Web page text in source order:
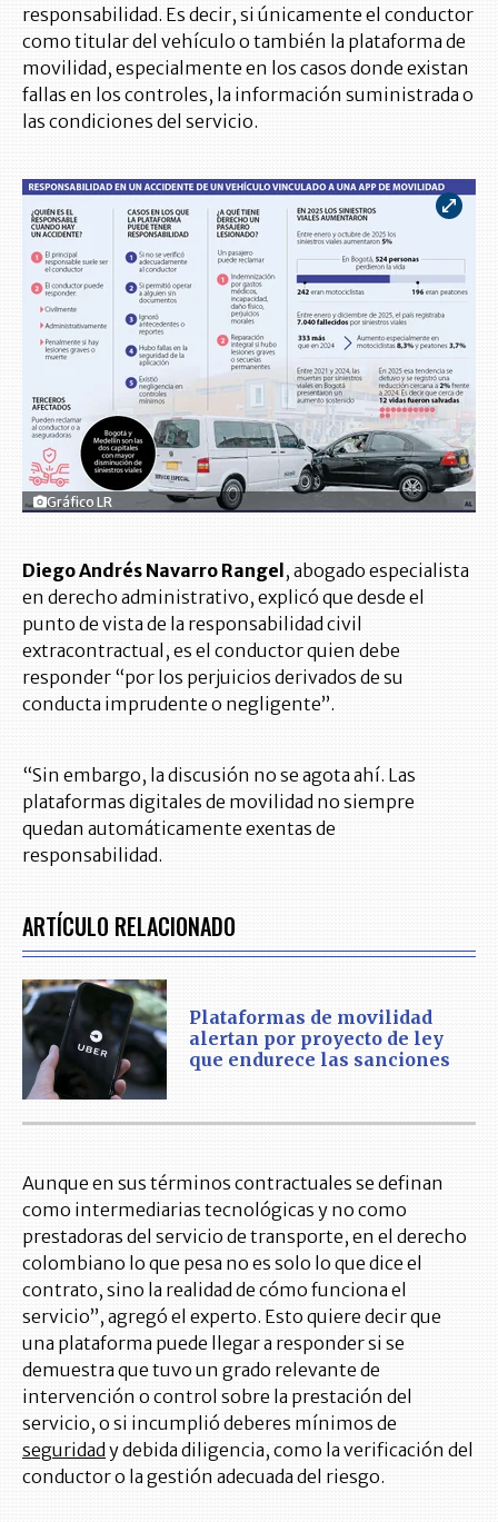
responsabilidad. Es decir, si únicamente el conductor
como titular del vehículo o también la plataforma de
movilidad, especialmente en los casos donde existan
fallas en los controles, la información suministrada o
las condiciones del servicio.
Gráfico LR
Diego Andrés Navarro Rangel, abogado especialista
en derecho administrativo, explicó que desde el
punto de vista de la responsabilidad civil
extracontractual, es el conductor quien debe
responder “por los perjuicios derivados de su
conducta imprudente o negligente”.
“Sin embargo, la discusión no se agota ahí. Las
plataformas digitales de movilidad no siempre
quedan automáticamente exentas de
responsabilidad.
ARTÍCULO RELACIONADO
Plataformas de movilidad
alertan por proyecto de ley
que endurece las sanciones
Aunque en sus términos contractuales se definan
como intermediarias tecnológicas y no como
prestadoras del servicio de transporte, en el derecho
colombiano lo que pesa no es solo lo que dice el
contrato, sino la realidad de cómo funciona el
servicio”, agregó el experto. Esto quiere decir que
una plataforma puede llegar a responder si se
demuestra que tuvo un grado relevante de
intervención o control sobre la prestación del
servicio, o si incumplió deberes mínimos de
seguridady debida diligencia, como la verificación del
conductor o la gestión adecuada del riesgo.